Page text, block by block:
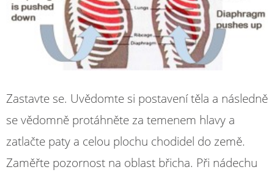
Zastavte se. Uvědomte si postavení těla a následně
se vědomně protáhněte za temenem hlavy a
zatlačte paty a celou plochu chodidel do země.
Zaměřte pozornost na oblast břicha. Při nádechu